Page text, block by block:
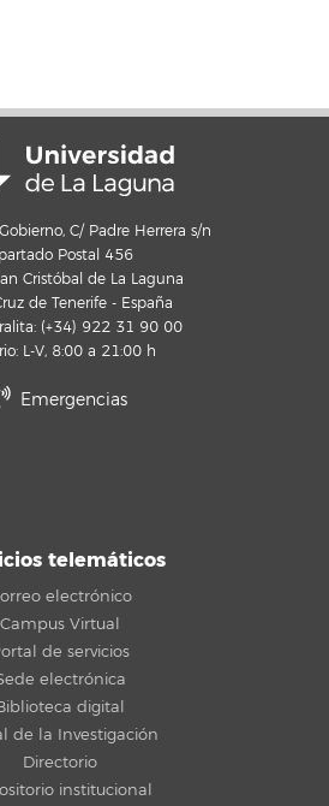
C/ Padre Herrera s/n
Postal 456
Cristóbal de La Laguna
de Tenerife - España
(+34) 922 31 90 00
L-V, 8:00 a 21:00 h
Emergencias
telemáticos
electrónico
Campus Virtual
de servicios
electrónica
digital
de la Investigación
Directorio
institucional